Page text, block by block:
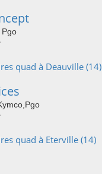
Pgo
quad à Deauville (14)
quad à Eterville (14)